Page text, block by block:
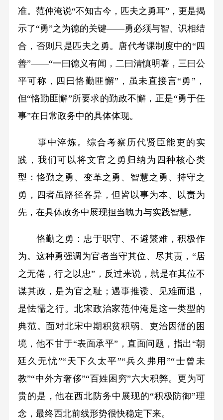
准。范仲淹说“不知古今，匹夫之勇耳”，更是揭
示了“勇”之为德的关键——勇必须与智、识相结
合，否则只是匹夫之勇。唐代考课制度中的“四
善”——“一曰德义有闻，二曰清慎明著，三曰公
平可称，四曰恪勤匪懈”，虽未直接言“勇”，
但“恪勤匪懈”所要求的勤政不懈，正是“勇于任
事”在日常政务中的具体体现。
事中淬炼。综合考察历代贤臣能吏的实
践，我们可以将文官之勇归纳为四种核心类
型：恪勤之勇、变革之勇、智慧之勇、持守之
勇，四者虽路径各异，但皆以事为本、以责为
先，在具体政务中展现担当魄力与实践智慧。
恪勤之勇：忠于职守、不避繁难，积极作
为。这种勇强调为官者当守其位、尽其责，“居
之无倦，行之以忠”，反过来说，就是在其位不
谋其政，是为官之耻；遇事推诿、见难而退，
是怯懦之行。北宋政治家范仲淹是这一类型的
典范。面对北宋中期积贫积弱、吏治因循的困
境，他不甘于“表面承平”，直面问题，指出“朝
廷久无忧”“天下久太平”“兵久弗用”“士曾未
教”“中外方奢侈”“百姓困穷”六大积弊。更为可
贵的是，他在西北防务中展现的“积极防御”理
念，最终西北前线形势很快稳定下来。